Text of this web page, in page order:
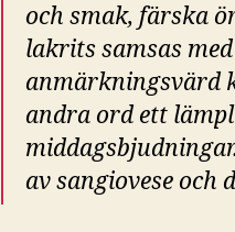
och smak, färska
lakrits samsas
anmärkningsvärd
andra ord ett
av sangiovese